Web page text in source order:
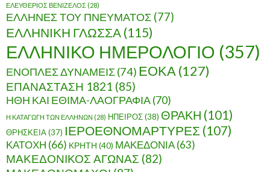
ΕΛΕΥΘΕΡΙΟΣ ΒΕΝΙΖΕΛΟΣ (28)
ΕΛΛΗΝΕΣ ΤΟΥ ΠΝΕΥΜΑΤΟΣ (77)
ΕΛΛΗΝΙΚΗ ΓΛΩΣΣΑ (115)
ΕΛΛΗΝΙΚΟ ΗΜΕΡΟΛΟΓΙΟ (357)
ΕΝΟΠΛΕΣ ΔΥΝΑΜΕΙΣ(74) ΕΟΚΑ (127)
ΕΠΑΝΑΣΤΑΣΗ 1821 (85)
ΗΘΗ ΚΑΙ ΕΘΙΜΑ-ΛΑΟΓΡΑΦΙΑ(70)
Η ΚΑΤΑΓΩΓΗ ΤΩΝ ΕΛΛΗΝΩΝ (28) ΗΠΕΙΡΟΣ(38) ΘΡΑΚΗ (101)
ΘΡΗΣΚΕΙΑ(37) ΙΕΡΟΕΘΝΟΜΑΡΤΥΡΕΣ (107)
ΚΑΤΟΧΗ (66) ΚΡΗΤΗ (40) ΜΑΚΕΔΟΝΙΑ(63)
ΜΑΚΕΔΟΝΙΚΟΣ ΑΓΩΝΑΣ (82)